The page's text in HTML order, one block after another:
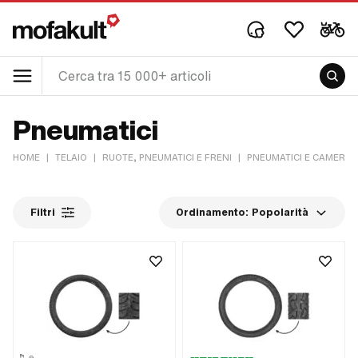
Pneumatici
HOME | TELAIO | RUOTE, PNEUMATICI E FRENI | PNEUMATICI E CAMERE
Filtri Ordinamento: Popolarità